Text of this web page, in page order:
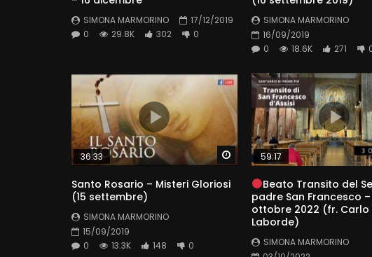
SIMONA MARMORINO
17/12/2019
0
29.8K 302 0
SIMONA MARMORINO
16/09/2019
0
18.6K 271
Watch Later
36:33
Santo Rosario – Misteri Gloriosi
(15 settembre)
SIMONA MARMORINO
15/09/2019
0
13.3K 148 0
59:17
Beato Transito del
padre San Francesco –
ottobre 2022 (fr. Carlo
Laborde)
SIMONA MARMORINO